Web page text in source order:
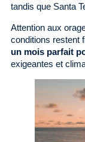
tandis que Santa
Attention aux
conditions restent
un mois parfait
exigeantes et